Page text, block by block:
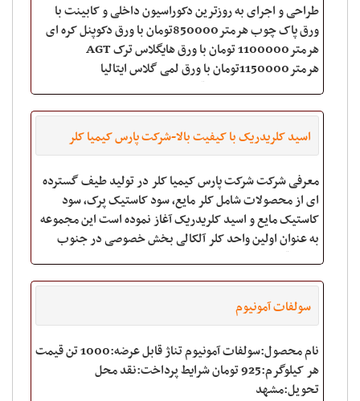
طراحی و اجرای به روزترین دکوراسیون داخلی و کابینت با
ورق پاک چوب هرمتر850000تومان با ورق دکوپنل کره ای
هرمتر1100000 تومان با ورق هایگلاس ترک AGT
هرمتر1150000تومان با ورق لمی گلاس ایتالیا
هرمتر1300000 تومان قیمت های فوق شامل طراحی سه
بعدی 3DM ،لولا،
اسید کلریدریک با کیفیت بالا-شرکت پارس کیمیا کلر
معرفی شرکت شرکت پارس کیمیا کلر در تولید طیف گسترده
ای از محصولات شامل کلر مایع, سود کاستیک پرک, سود
کاستیک مایع و اسید کلریدریک آغاز نموده است این مجموعه
به عنوان اولین واحد کلر آلکالی بخش خصوصی در جنوب
کشور قابلیت تآمین نیاز مشتریان منطقه و استان
سولفات آمونیوم
نام محصول:سولفات آمونیوم تناژ قابل عرضه:1000 تن قیمت
هر کیلوگرم:925 تومان شرایط پرداخت:نقد محل
تحویل:مشهد